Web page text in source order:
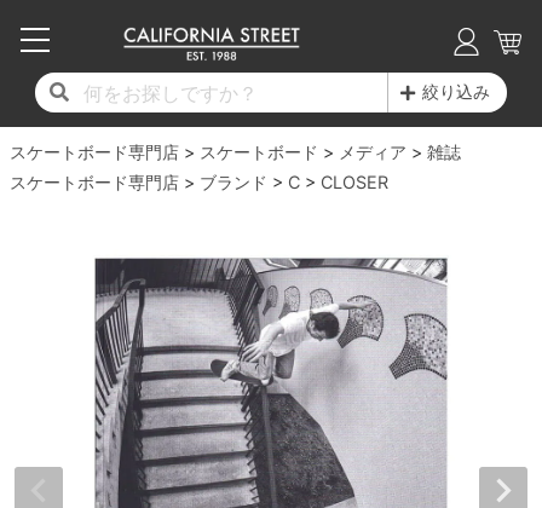
絞り込み
スケートボード専門店 スケートボード メディア
雑誌
スケートボード専門店
ブランド C CLOSER
17時までのご注文は当日発送！
11,000円以上で送料無料！
毎月1日はポイント5倍！10日と20日は3倍！
17時までのご注文は当日発送！
11,000円以上で送料無料！
毎月1日はポイント5倍！10日と20日は3倍！
デッキブランド一覧（全てのデッキ）
サイズからデッキを選ぶ
子供用デッキ
7.0inch以下
7.7inch
トラック
17時までのご注文は当日発送！
11,000円以上で送料無料！
毎月1日はポイント5倍！10日と20日は3倍！
トラックブランド一覧（全てのトラック）
適合デッキサイズから選ぶ
7.0inch以下
7.2inch
7.8inch
ウィール
17時までのご注文は当日発送！
11,000円以上で送料無料！
毎月1日はポイント5倍！10日と20日は3倍！
ウィールブランド一覧（全てのウィール）
ウィールをサイズから選ぶ
50mm
51mm
56mm
スピットファイヤー F4（フォーミュラフォ
ボーンズ XF（エックスフォーミュラ）
ベアリング
17時までのご注文は当日発送！
11,000円以上で送料無料！
毎月1日はポイント5倍！10日と20日は3倍！
シューズブランド一覧
シューズをサイズから選ぶ
20cm
21cm
24cm
サンダル
インソール
17時までのご注文は当日発送！
11,000円以上で送料無料！
毎月1日はポイント5倍！10日と20日は3倍！
ロングスリーブTシャツ
ジャケット
パーカー
トレーナー・セーター
17時までのご注文は当日発送！
11,000円以上で送料無料！
毎月1日はポイント5倍！10日と20日は3倍！
カテゴリー
17時までのご注文は当日発送！
11,000円以上で送料無料！
毎月1日はポイント5倍！10日と20日は3倍！
徹底解析
スタッフおすすめアイテム
ブランド紹介
17時までのご注文は当日発送！
11,000円以上で送料無料！
毎月1日はポイント5倍！10日と20日は3倍！
ショップライダー紹介
スタッフ紹介
カリフォルニアストリートの歴史
求人情報